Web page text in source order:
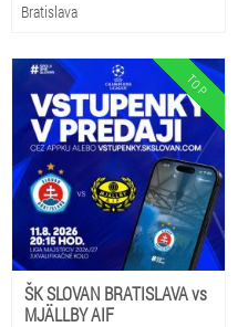
Bratislava
ŠK SLOVAN BRATISLAVA vs
MJÄLLBY AIF